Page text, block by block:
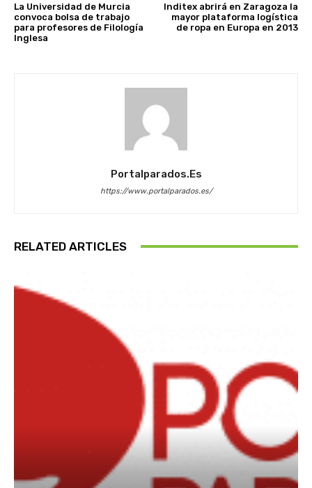
La Universidad de Murcia
convoca bolsa de trabajo
para profesores de Filología
Inglesa
Inditex abrirá en Zaragoza la
mayor plataforma logística
de ropa en Europa en 2013
Portalparados.es
https://www.portalparados.es/
RELATED ARTICLES